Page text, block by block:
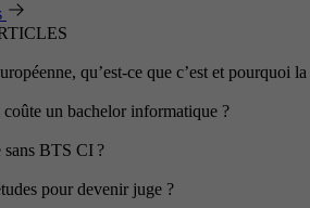
qu’est-ce que c’est et pourquoi
un bachelor informatique ?
sans BTS CI ?
pour devenir juge ?